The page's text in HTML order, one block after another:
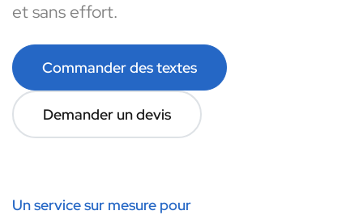
et sans effort.
Commander des textes
Demander un devis
Un service sur mesure pour